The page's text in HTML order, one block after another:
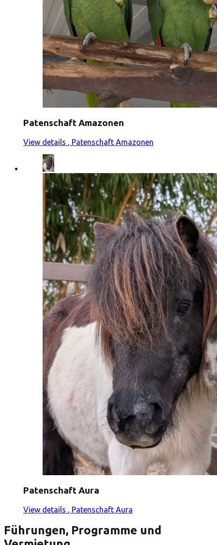
Patenschaft Amazonen
View details , Patenschaft Amazonen
Patenschaft Aura
View details , Patenschaft Aura
Führungen, Programme und